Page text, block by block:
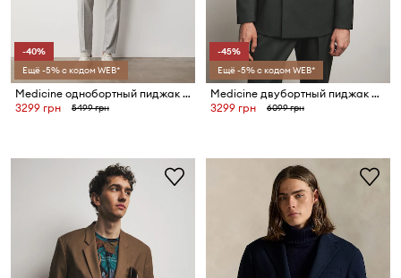
-40%
Ещё -5% с кодом WEB*
Medicine однобортный пиджак для мужчин с примесью льна
3299 грн
5499 грн
-45%
Ещё -5% с кодом WEB*
Medicine двубортный пиджак для мужчин с добавлением шерсти
3299 грн
6099 грн